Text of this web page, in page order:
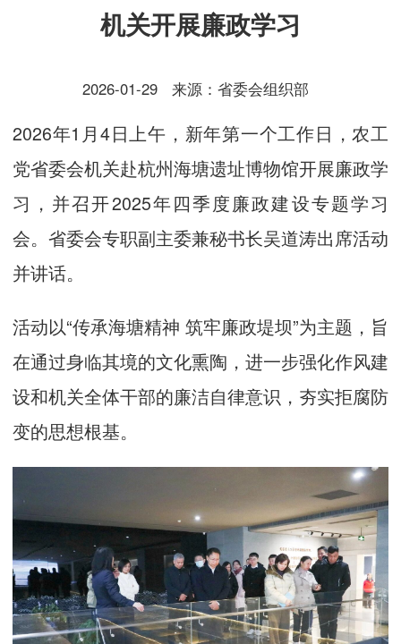
机关开展廉政学习
2026-01-29 来源：省委会组织部
2026年1月4日上午，新年第一个工作日，农工
党省委会机关赴杭州海塘遗址博物馆开展廉政学
习，并召开2025年四季度廉政建设专题学习
会。省委会专职副主委兼秘书长吴道涛出席活动
并讲话。
活动以“传承海塘精神 筑牢廉政堤坝”为主题，旨
在通过身临其境的文化熏陶，进一步强化作风建
设和机关全体干部的廉洁自律意识，夯实拒腐防
变的思想根基。